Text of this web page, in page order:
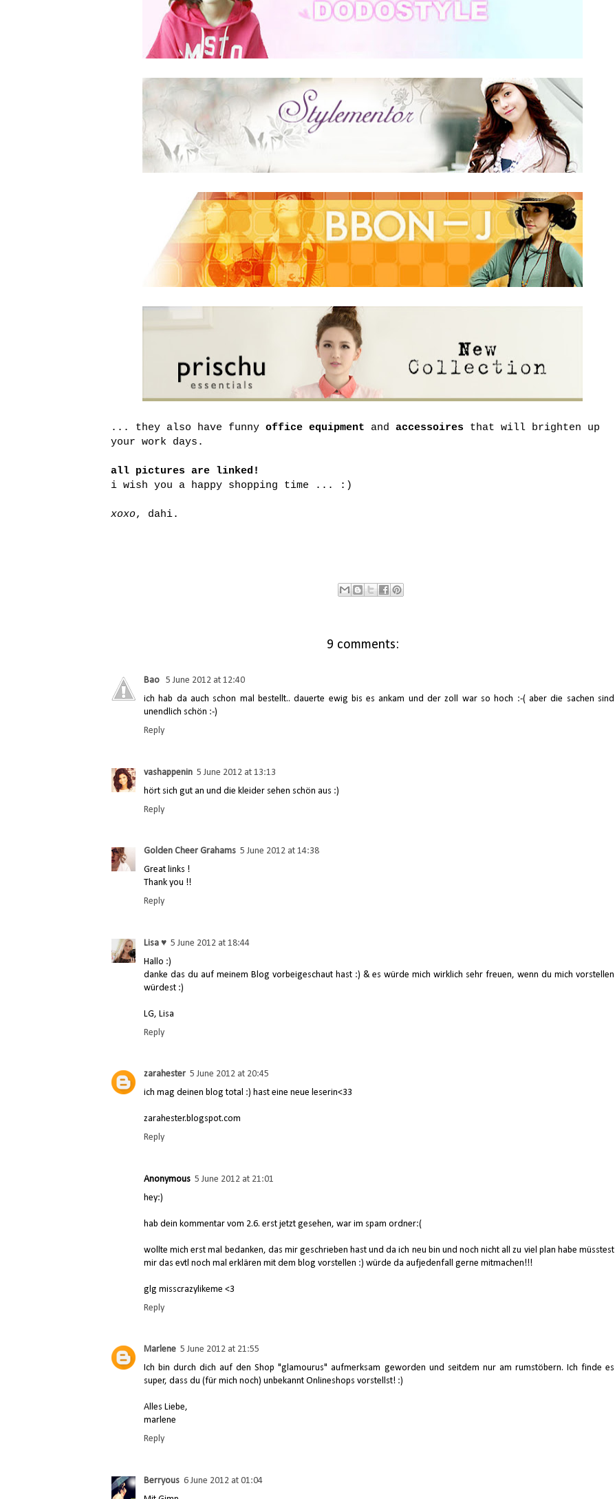
... they also have funny office equipment and accessoires that will brighten up
your work days.
all pictures are linked!
i wish you a happy shopping time ... :)
xoxo, dahi.
9 comments:
Bao 5 June 2012 at 12:40
ich hab da auch schon mal bestellt.. dauerte ewig bis es ankam und der zoll war so hoch :-( aber die sachen sind
unendlich schön :-)
Reply
vashappenin 5 June 2012 at 13:13
hört sich gut an und die kleider sehen schön aus :)
Reply
Golden Cheer Grahams 5 June 2012 at 14:38
Great links !
Thank you !!
Reply
Lisa ♥ 5 June 2012 at 18:44
Hallo :)
danke das du auf meinem Blog vorbeigeschaut hast :) & es würde mich wirklich sehr freuen, wenn du mich vorstellen
würdest :)
LG, Lisa
Reply
zarahester 5 June 2012 at 20:45
ich mag deinen blog total :) hast eine neue leserin<33
zarahester.blogspot.com
Reply
Anonymous 5 June 2012 at 21:01
hey:)
hab dein kommentar vom 2.6. erst jetzt gesehen, war im spam ordner:(
wollte mich erst mal bedanken, das mir geschrieben hast und da ich neu bin und noch nicht all zu viel plan habe müsstest
mir das evtl noch mal erklären mit dem blog vorstellen :) würde da aufjedenfall gerne mitmachen!!!
glg misscrazylikeme <3
Reply
Marlene 5 June 2012 at 21:55
Ich bin durch dich auf den Shop "glamourus" aufmerksam geworden und seitdem nur am rumstöbern. Ich finde es
super, dass du (für mich noch) unbekannt Onlineshops vorstellst! :)
Alles Liebe,
marlene
Reply
Berryous 6 June 2012 at 01:04